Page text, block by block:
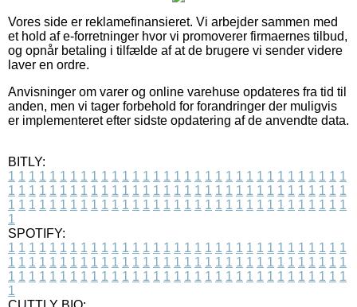
Vores side er reklamefinansieret. Vi arbejder sammen med
et hold af e-forretninger hvor vi promoverer firmaernes tilbud,
og opnår betaling i tilfælde af at de brugere vi sender videre
laver en ordre.
Anvisninger om varer og online varehuse opdateres fra tid til
anden, men vi tager forbehold for forandringer der muligvis
er implementeret efter sidste opdatering af de anvendte data.
BITLY:
1 1 1 1 1 1 1 1 1 1 1 1 1 1 1 1 1 1 1 1 1 1 1 1 1 1 1 1 1 1 1 1 1
1 1 1 1 1 1 1 1 1 1 1 1 1 1 1 1 1 1 1 1 1 1 1 1 1 1 1 1 1 1 1 1 1
1 1 1 1 1 1 1 1 1 1 1 1 1 1 1 1 1 1 1 1 1 1 1 1 1 1 1 1 1 1 1 1 1
1
SPOTIFY:
1 1 1 1 1 1 1 1 1 1 1 1 1 1 1 1 1 1 1 1 1 1 1 1 1 1 1 1 1 1 1 1 1
1 1 1 1 1 1 1 1 1 1 1 1 1 1 1 1 1 1 1 1 1 1 1 1 1 1 1 1 1 1 1 1 1
1 1 1 1 1 1 1 1 1 1 1 1 1 1 1 1 1 1 1 1 1 1 1 1 1 1 1 1 1 1 1 1 1
1